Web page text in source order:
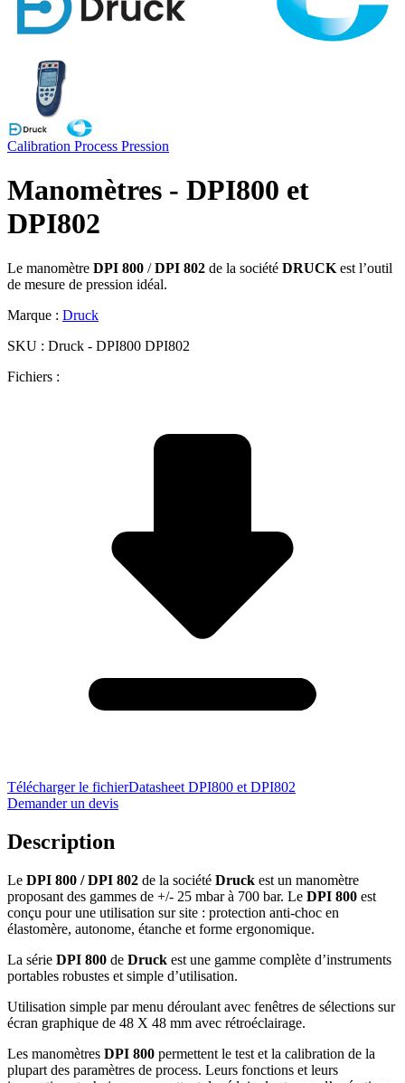
Calibration Process Pression
Manomètres - DPI800 et
DPI802
Le manomètre DPI 800 /DPI 802 de la société DRUCK est l’outil
de mesure de pression idéal.
Marque : Druck
SKU : Druck - DPI800 DPI802
Fichiers :
Télécharger le fichierDatasheet DPI800 et DPI802
Demander un devis
Description
Le DPI 800 / DPI 802 de la société Druck est un manomètre
proposant des gammes de +/- 25 mbar à 700 bar. Le DPI 800 est
conçu pour une utilisation sur site : protection anti-choc en
élastomère, autonome, étanche et forme ergonomique.
La série DPI 800 de Druck est une gamme complète d’instruments
portables robustes et simple d’utilisation.
Utilisation simple par menu déroulant avec fenêtres de sélections sur
écran graphique de 48 X 48 mm avec rétroéclairage.
Les manomètres DPI 800 permettent le test et la calibration de la
plupart des paramètres de process. Leurs fonctions et leurs